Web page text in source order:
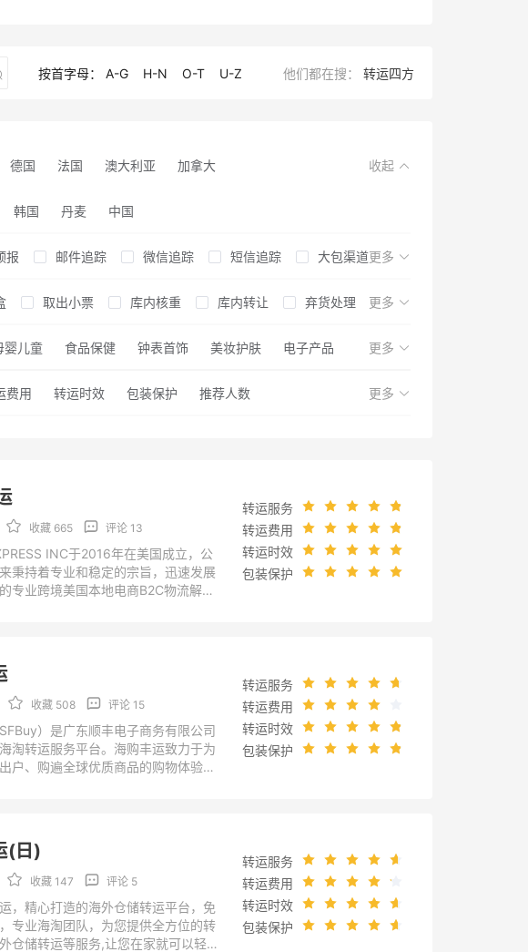
按首字母： A-G H-N O-T U-Z 他们都在搜： 转运四方
德国 法国 澳大利亚 加拿大
韩国 丹麦 中国
收起
报 邮件追踪 微信追踪 短信追踪 大包渠道
长 周末客服 关税补贴 美国免税州仓
购物退税 可发轻奢品 可发香水
更多
取出小票 库内核重 库内转让 弃货处理
加套外箱 更换外箱 内件清点 内件加固
仓储费用 退货服务 购买保险
更多
婴儿童 食品保健 钟表首饰 美妆护肤 电子产品 更多
费用 转运时效 包装保护 推荐人数 更多
收藏 665 评论 13
INC于2016年在美国成立，公
秉持着专业和稳定的宗旨，迅速发展
专业跨境美国本地电商B2C物流解决
转运服务
转运费用
转运时效
包装保护
收藏 508 评论 15
）是广东顺丰电子商务有限公司
淘转运服务平台。海购丰运致力于为
户、购遍全球优质商品的购物体验。
转运服务
转运费用
转运时效
包装保护
(日)
收藏 147 评论 5
，精心打造的海外仓储转运平台，免
专业海淘团队，为您提供全方位的转
仓储转运等服务,让您在家就可以轻松
转运服务
转运费用
转运时效
包装保护